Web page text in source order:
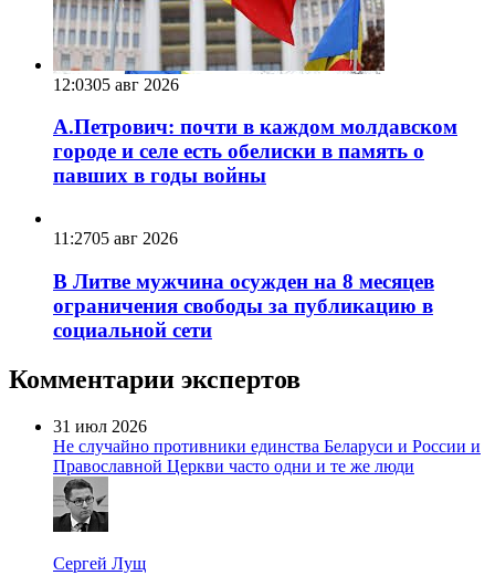
12:0305 авг 2026
А.Петрович: почти в каждом молдавском
городе и селе есть обелиски в память о
павших в годы войны
11:2705 авг 2026
В Литве мужчина осужден на 8 месяцев
ограничения свободы за публикацию в
социальной сети
Комментарии экспертов
31 июл 2026
Не случайно противники единства Беларуси и России и
Православной Церкви часто одни и те же люди
Сергей Лущ